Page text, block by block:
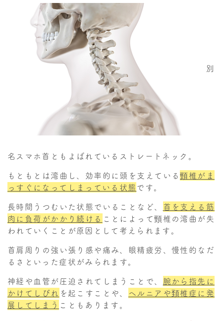
別
名スマホ首ともよばれているストレートネック。
もともとは湾曲し、効率的に頭を支えている頸椎がま
っすぐになってしまっている状態です。
長時間うつむいた状態でいることなど、 首を支える筋
肉に負荷がかかり続ける ことによって頸椎の湾曲が失
われていくことが原因として考えられます。
首肩周りの強い張り感や痛み、眼精疲労、慢性的なだ
るさといった症状がみられます。
神経や血管が圧迫されてしまうことで、 腕から指先に
かけてしびれ を起こすことや、
ヘルニアや頚椎症に発
展してしまう こともあります。